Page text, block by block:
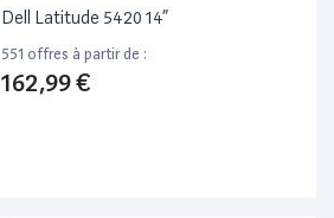
Dell Latitude 5420 14”
551 offres à partir de :
162,99 €